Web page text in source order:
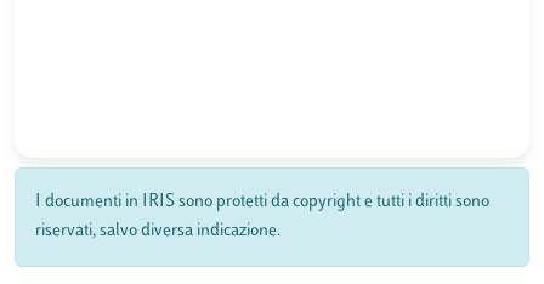
I documenti in IRIS sono protetti da copyright e tutti i diritti sono
riservati, salvo diversa indicazione.